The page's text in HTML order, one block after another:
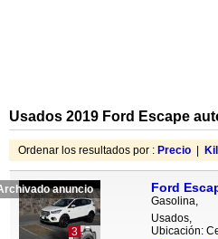
Usados 2019 Ford Escape
Ordenar los resultados por : Precio
anuncio
3
Ford
Gasolina,
Usados,
Ubicación: